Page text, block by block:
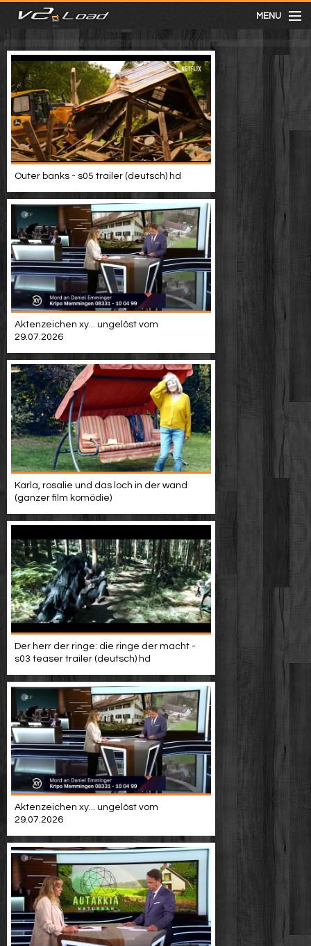
MENU
meist gesehen
neuste
kategorien
Menu
mit facebook anmelden
Informationen
Video suchen
Outer banks - s05 trailer (deutsch) hd
Aktenzeichen xy... ungelöst vom
29.07.2026
Karla, rosalie und das loch in der wand
(ganzer film komödie)
Der herr der ringe: die ringe der macht -
s03 teaser trailer (deutsch) hd
Aktenzeichen xy... ungelöst vom
29.07.2026